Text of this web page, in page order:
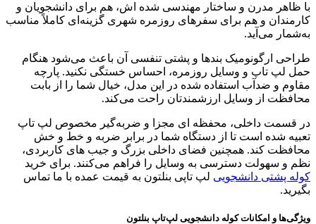
با ظاهر مدرن و ساختار مهندسی‌ شده‌ اش، هم برای دانشجویان و
کارمندان و هم برای سفرهای روزمره شهری گزینه‌ای کاملاً مناسب
به‌شمار می‌آید.
طراحی ارگونومیک بندها و پشتی تنفسی آن باعث می‌شود هنگام
حمل لپ‌ تاپ و وسایل روزمره، احساس خستگی نکنید. پارچه
مقاوم و ضدآب استفاده‌ شده در این مدل، خیال شما را از بابت
محافظت از وسایل ارزشمندتان راحت می‌کند.
در قسمت داخلی، محفظه‌ ای مجزا و ضربه‌گیر مخصوص لپ‌ تاپ
تعبیه شده است تا از دستگاه شما در برابر ضربه و خط و خش
محافظت کند. همچنین فضای داخلی بزرگ و جیب‌ های کاربردی،
نظم و سهولت دسترسی به وسایل را فراهم می‌کنند. برای خرید
کوله پشتی دانشجویی لپ تاپی بنلتون به قیمت عمده با ما تماس
بگیرید.
ویژگی‌ها و امکانات کوله‌ دانشجویی لپ‌تاپ بنلتون